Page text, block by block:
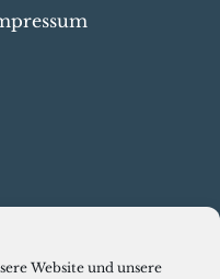
Website und unsere